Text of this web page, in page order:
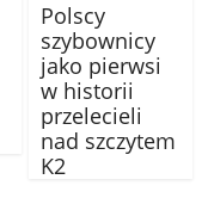
Polscy
szybownicy
jako pierwsi
w historii
przelecieli
nad szczytem
K2